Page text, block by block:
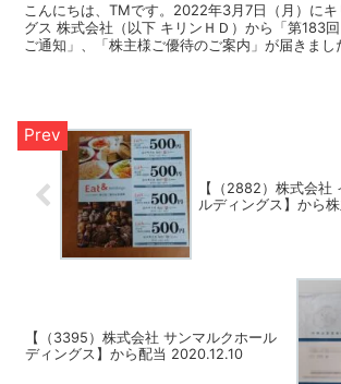
こんにちは、TMです。2022年3月7日（月）に
グス 株式会社（以下 キリンＨＤ）から「第183
ご通知」、「株主様ご優待のご案内」が届きまし
【（2882）株式会社
ルディングス】から
【（3395）株式会社 サンマルクホール
ディングス】から配当 2020.12.10